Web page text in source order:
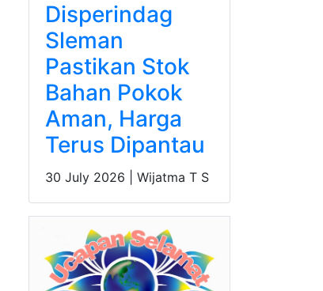
Disperindag
Sleman
Pastikan Stok
Bahan Pokok
Aman, Harga
Terus Dipantau
30 July 2026 | Wijatma T S